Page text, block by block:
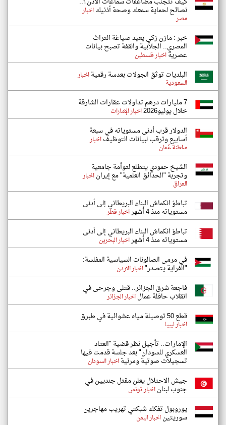
نصائح لحماية سمعك وصحة أذنيكاخبار
مصر
خبر : مازن زكي يعيد صياغة التراث
المصري.. الجلابية والقفة تصبح بيانات
عصريةاخبار فلسطين
البلديات توثق الجولات بعدسة رقميةاخبار
السعودية
7 مليارات درهم تداولات عقارات الشارقة
خلال يوليو2026 اخبار الإمارات
الدولار قرب أدنى مستوياته في سبعة
أسابيع وترقب لبيانات التوظيفاخبار
سلطنة عُمان
الشيخ حمودي يتطلع لتوأمة جامعية
وتجربة "الحدائق العلمية" مع إيراناخبار
العراق
تباطؤ انكماش البناء البريطاني إلى أدنى
مستوياته منذ 4 أشهر اخبار قطر
تباطؤ انكماش البناء البريطاني إلى أدنى
مستوياته منذ 4 أشهر اخبار البحرين
في مرمى الصالونات السياسية المفلسة:
"الفراية يتصدر"اخبار الاردن
فاجعة شرق الجزائر.. قتلى وجرحى في
انقلاب حافلة عمالاخبار الجزائر
قطع 50 توصيلة مياه عشوائية في طبرق
اخبار ليبيا
الإمارات.. تأجيل نظر قضية "العتاد
العسكري للسودان" بعد جلسة قدمت فيها
تسجيلات صوتية ومرئيةاخبار السودان
جيش الاحتلال يعلن مقتل جنديين في
جنوب لبناناخبار تونس
يوروبول تفكك شبكتي تهريب مهاجرين
سوريتيناخبار اليمن